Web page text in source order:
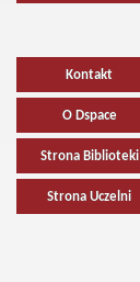
Kontakt
O Dspace
Strona Biblioteki
Strona Uczelni